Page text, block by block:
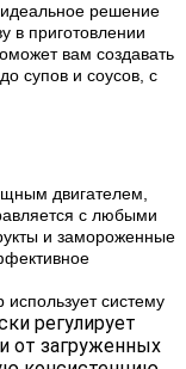
решение
в приготовлении
вам создавать
супов и соусов, с
двигателем,
с любыми
и замороженные
использует систему
регулирует
от загруженных